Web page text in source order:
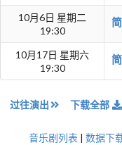
10月6日 星期二
19:30
10月17日 星期六
19:30
过往演出 下载全部
音乐剧列表 | 数据下